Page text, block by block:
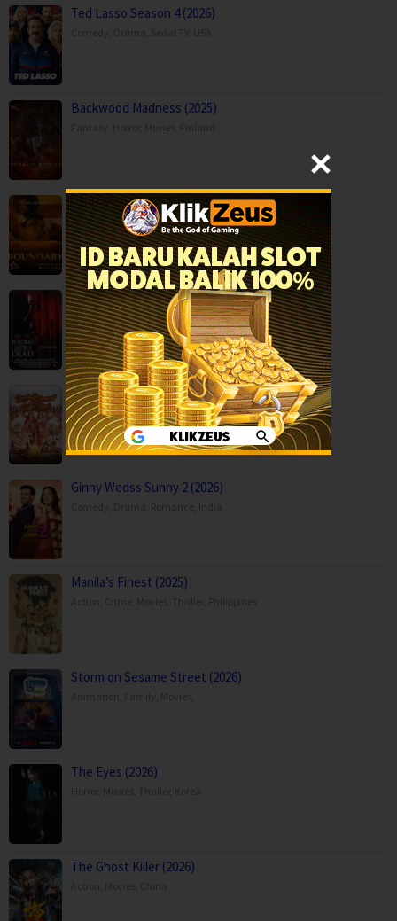
Ted Lasso Season 4 (2026)
Backwood Madness (2025)
Boundary (2026)
Movies,Romance,
Capps Crossing: Wrong Side of Dead (2026…
Horror,Movies,Thriller,USA
Durlabh Prasad Ki Dusri Shadi (2025)
Comedy,Family,Movies,India
Ginny Wedss Sunny 2 (2026)
Manila’s Finest (2025)
Storm on Sesame Street (2026)
The Eyes (2026)
The Ghost Killer (2026)